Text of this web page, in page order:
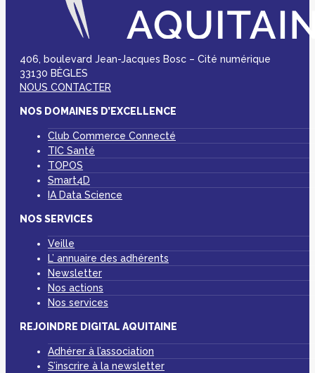
406, boulevard Jean-Jacques Bosc – Cité numérique
33130 BÈGLES
NOUS CONTACTER
NOS DOMAINES D’EXCELLENCE
Club Commerce Connecté
TIC Santé
TOPOS
Smart4D
IA Data Science
NOS SERVICES
Veille
L’ annuaire des adhérents
Newsletter
Nos actions
Nos services
REJOINDRE DIGITAL AQUITAINE
Adhérer à l’association
S’inscrire à la newsletter